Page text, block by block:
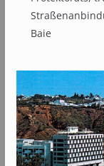
Baie